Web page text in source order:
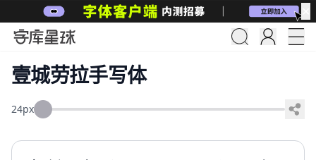
壹城劳拉手写体
24px